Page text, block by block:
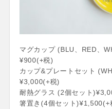
マグカップ (BLU、RED、
¥900(+税)
カップ&プレートセット
¥3,000(+税)
耐熱グラス (2個セット
箸置き(4個セット)¥1,500(+